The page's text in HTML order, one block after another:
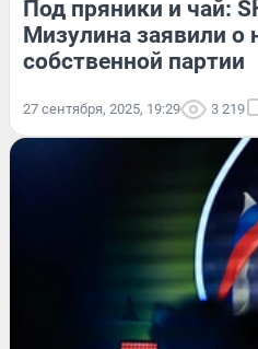
Под пряники и чай:
Мизулина заявили о
собственной партии
27 сентября, 2025, 19:29 3 219